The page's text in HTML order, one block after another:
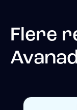
Flere